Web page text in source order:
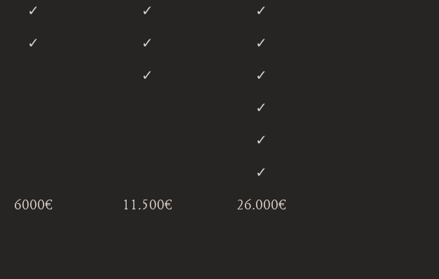
✓︎ ✓︎ ✓︎
✓︎ ✓︎ ✓︎
✓︎ ✓︎
✓︎
✓︎
✓︎
6000€ 11.500€ 26.000€